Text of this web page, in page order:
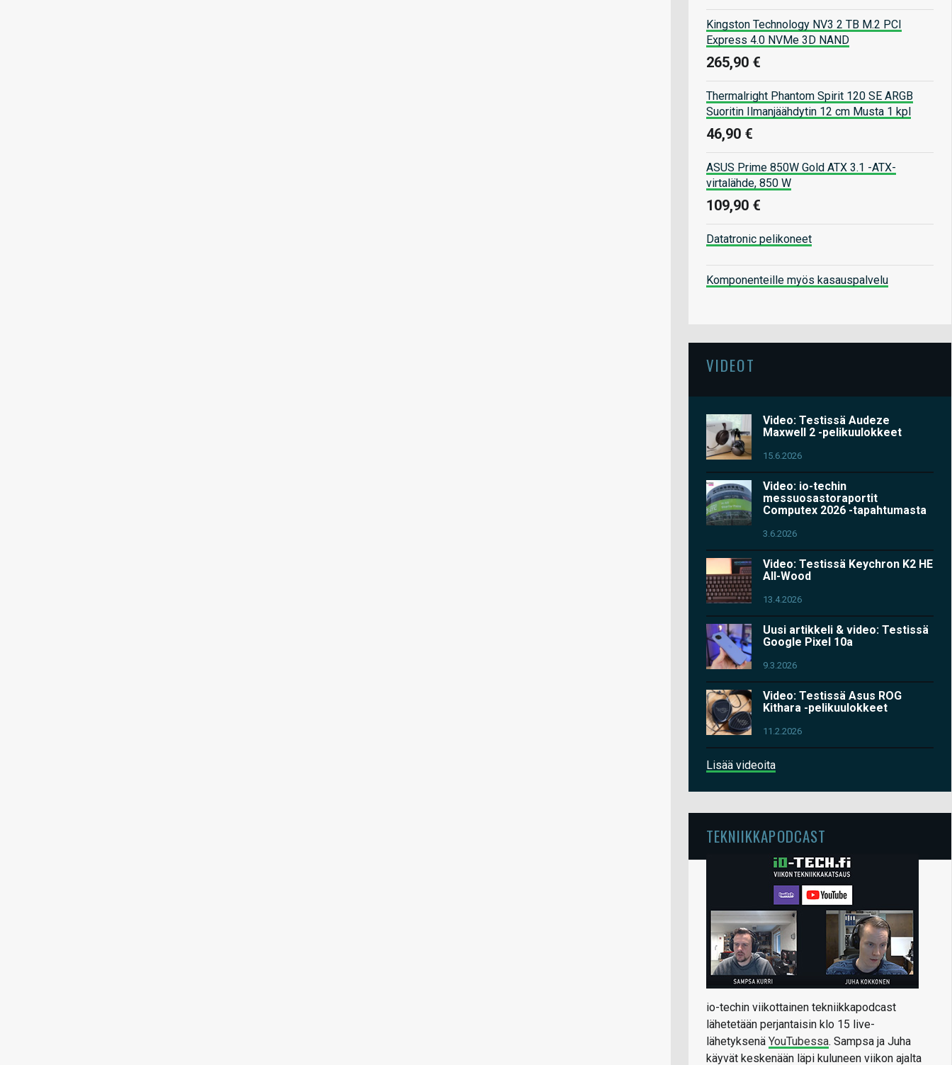
Kingston Technology NV3 2 TB M.2 PCI
Express 4.0 NVMe 3D NAND
265,90 €
Thermalright Phantom Spirit 120 SE ARGB
Suoritin Ilmanjäähdytin 12 cm Musta 1 kpl
46,90 €
ASUS Prime 850W Gold ATX 3.1 -ATX-
virtalähde, 850 W
109,90 €
Datatronic pelikoneet
Komponenteille myös kasauspalvelu
VIDEOT
Video: Testissä Audeze
Maxwell 2 -pelikuulokkeet
15.6.2026
Video: io-techin
messuosastoraportit
Computex 2026 -tapahtumasta
3.6.2026
Video: Testissä Keychron K2 HE
All-Wood
13.4.2026
Uusi artikkeli & video: Testissä
Google Pixel 10a
9.3.2026
Video: Testissä Asus ROG
Kithara -pelikuulokkeet
11.2.2026
Lisää videoita
TEKNIIKKAPODCAST
io-techin viikottainen tekniikkapodcast
lähetetään perjantaisin klo 15 live-
lähetyksenä YouTubessa. Sampsa ja Juha
käyvät keskenään läpi kuluneen viikon ajalta